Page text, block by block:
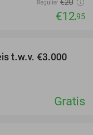
Regulier €20
€12,95
t.w.v. €3.000
Gratis